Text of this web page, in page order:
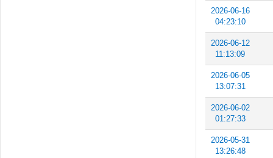
2026-06-16
04:23:10
2026-06-12
11:13:09
2026-06-05
13:07:31
2026-06-02
01:27:33
2026-05-31
13:26:48